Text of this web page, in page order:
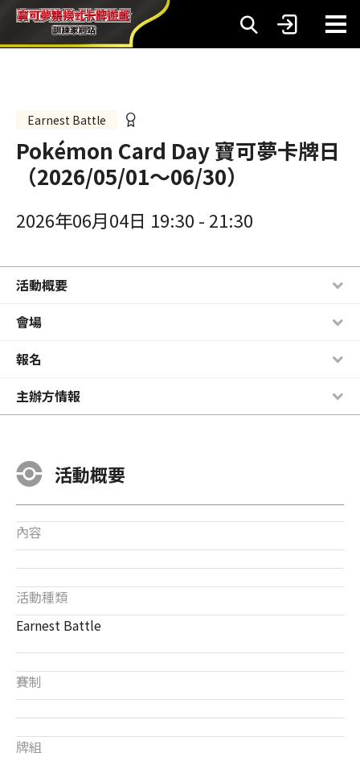
Earnest Battle
Pokémon Card Day 寶可夢卡牌日
（2026/05/01～06/30）
2026年06月04日 19:30 - 21:30
活動概要
會場
報名
主辦方情報
活動概要
內容
活動種類
Earnest Battle
賽制
牌組